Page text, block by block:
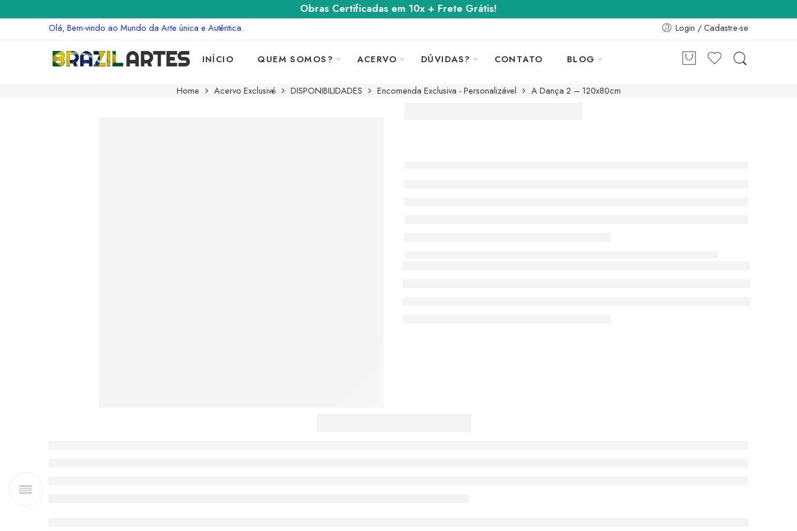
Obras Certificadas em 10x + Frete Grátis!
Olá, Bem-vindo ao Mundo da Arte única e Autêntica. Login / Cadastre-se
INÍCIO QUEM SOMOS? ACERVO DÚVIDAS? CONTATO BLOG
Home Acervo Exclusivé DISPONIBILIDADES Encomenda Exclusiva - Personalizável A Dança 2 – 120x80cm